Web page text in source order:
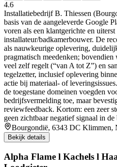
4.6
Installatiebedrijf B. Thiessen
basis van de aangeleverde Google
voren als een klantgerichte en
installateur/badkamerbouwer. De
als nauwkeurige oplevering,
pragmatisch meedenken;
veel zelf regelt (“van A tot Z”) en
tegelzetter, inclusief oplevering
actie bij materiaal- of
de toegestane domeinen voegden
bedrijfsvermelding toe, maar
reviewfeedback. Kortom: een zeer
geen zichtbaar negatief signaal in de
Bourgondië, 6343 DC Klimmen,
Bekijk details
Alpha Flame l Kachels l